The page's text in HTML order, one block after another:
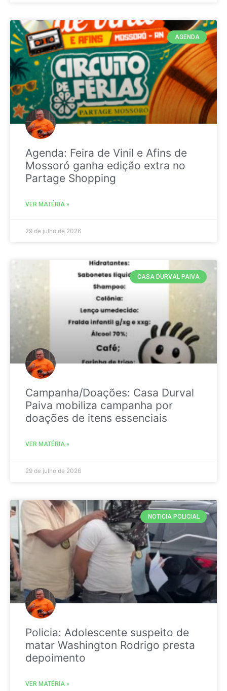
AGENDA
Agenda: Feira de Vinil e Afins de
Mossoró ganha edição extra no
Partage Shopping
VER MATÉRIA »
29 de julho de 2026
CASA DURVAL PAIVA
Campanha/Doações: Casa Durval
Paiva mobiliza campanha por
doações de itens essenciais
VER MATÉRIA »
29 de julho de 2026
NOTICIA POLICIAL
Policia: Adolescente suspeito de
matar Washington Rodrigo presta
depoimento
VER MATÉRIA »